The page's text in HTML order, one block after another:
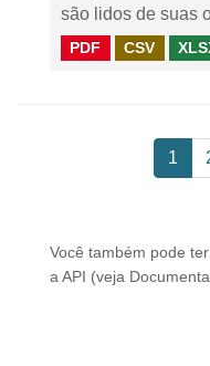
são lidos de suas
PDF CSV
1
Você também pode
a API (veja